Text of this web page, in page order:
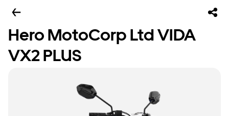
Hero MotoCorp Ltd VIDA
VX2 PLUS